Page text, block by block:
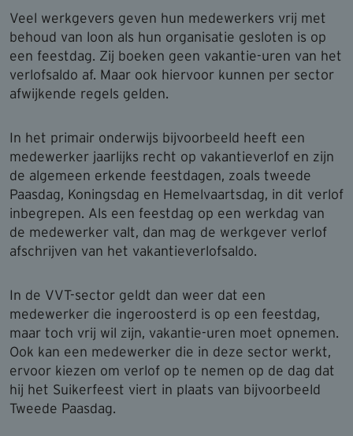
Veel werkgevers geven hun medewerkers vrij met
behoud van loon als hun organisatie gesloten is op
een feestdag. Zij boeken geen vakantie-uren van het
verlofsaldo af. Maar ook hiervoor kunnen per sector
afwijkende regels gelden.
In het primair onderwijs bijvoorbeeld heeft een
medewerker jaarlijks recht op vakantieverlof en zijn
de algemeen erkende feestdagen, zoals tweede
Paasdag, Koningsdag en Hemelvaartsdag, in dit verlof
inbegrepen. Als een feestdag op een werkdag van
de medewerker valt, dan mag de werkgever verlof
afschrijven van het vakantieverlofsaldo.
In de VVT-sector geldt dan weer dat een
medewerker die ingeroosterd is op een feestdag,
maar toch vrij wil zijn, vakantie-uren moet opnemen.
Ook kan een medewerker die in deze sector werkt,
ervoor kiezen om verlof op te nemen op de dag dat
hij het Suikerfeest viert in plaats van bijvoorbeeld
Tweede Paasdag.